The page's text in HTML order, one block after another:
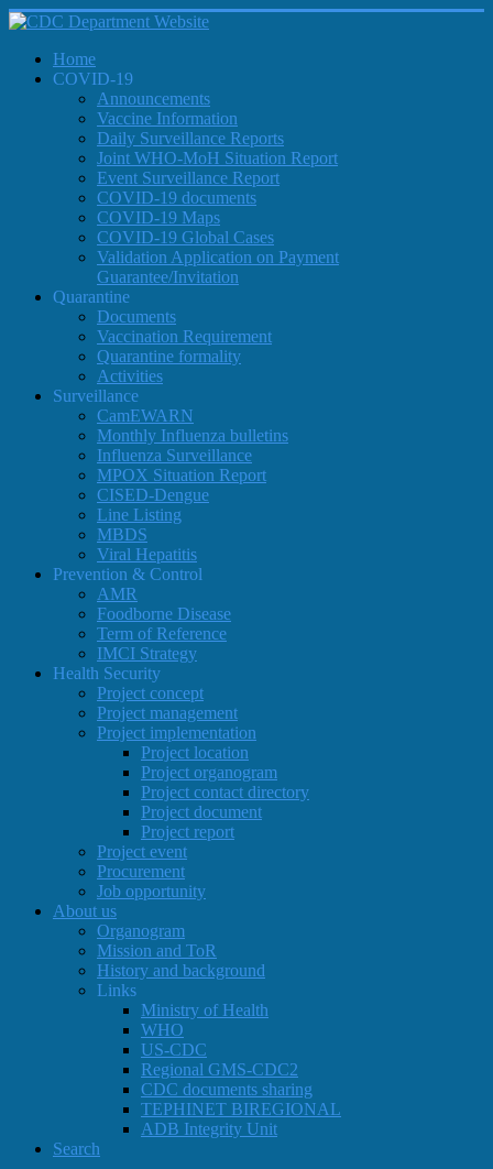
Home
COVID-19
Announcements
Vaccine Information
Daily Surveillance Reports
Joint WHO-MoH Situation Report
Event Surveillance Report
COVID-19 documents
COVID-19 Maps
COVID-19 Global Cases
Validation Application on Payment
Guarantee/Invitation
Quarantine
Documents
Vaccination Requirement
Quarantine formality
Activities
Surveillance
CamEWARN
Monthly Influenza bulletins
Influenza Surveillance
MPOX Situation Report
CISED-Dengue
Line Listing
MBDS
Viral Hepatitis
Prevention & Control
AMR
Foodborne Disease
Term of Reference
IMCI Strategy
Health Security
Project concept
Project management
Project implementation
Project location
Project organogram
Project contact directory
Project document
Project report
Project event
Procurement
Job opportunity
About us
Organogram
Mission and ToR
History and background
Links
Ministry of Health
WHO
US-CDC
Regional GMS-CDC2
CDC documents sharing
TEPHINET BIREGIONAL
ADB Integrity Unit
Search